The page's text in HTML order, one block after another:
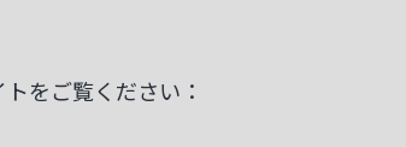
をご覧ください：